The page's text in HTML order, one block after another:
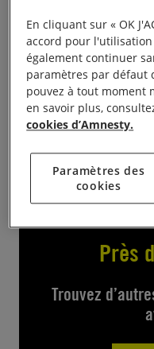
l’orchestre
composé en partie
expositions de
stands
partagé. Ren dez-
Près
Trouvez
En cliquant sur « OK
accord pour l'utilisation
également continuer
paramètres par défaut
pouvez à tout moment
en savoir plus,
cookies d’Amnesty.
Paramètres des
cookies